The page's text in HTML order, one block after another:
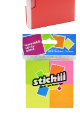
Giấy notes màu
1.5 x 1.5